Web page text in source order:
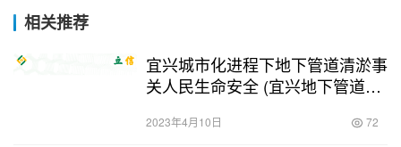
相关推荐
宜兴城市化进程下地下管道清淤事
关人民生命安全 (宜兴地下管道清
2023年4月10日 72